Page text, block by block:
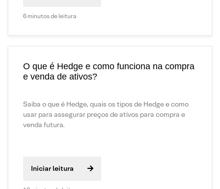
6 minutos de leitura
O que é Hedge e como funciona na compra
e venda de ativos?
Saiba o que é Hedge, quais os tipos de Hedge e como
usar para assegurar preços de ativos para compra e
venda futura.
Iniciar leitura